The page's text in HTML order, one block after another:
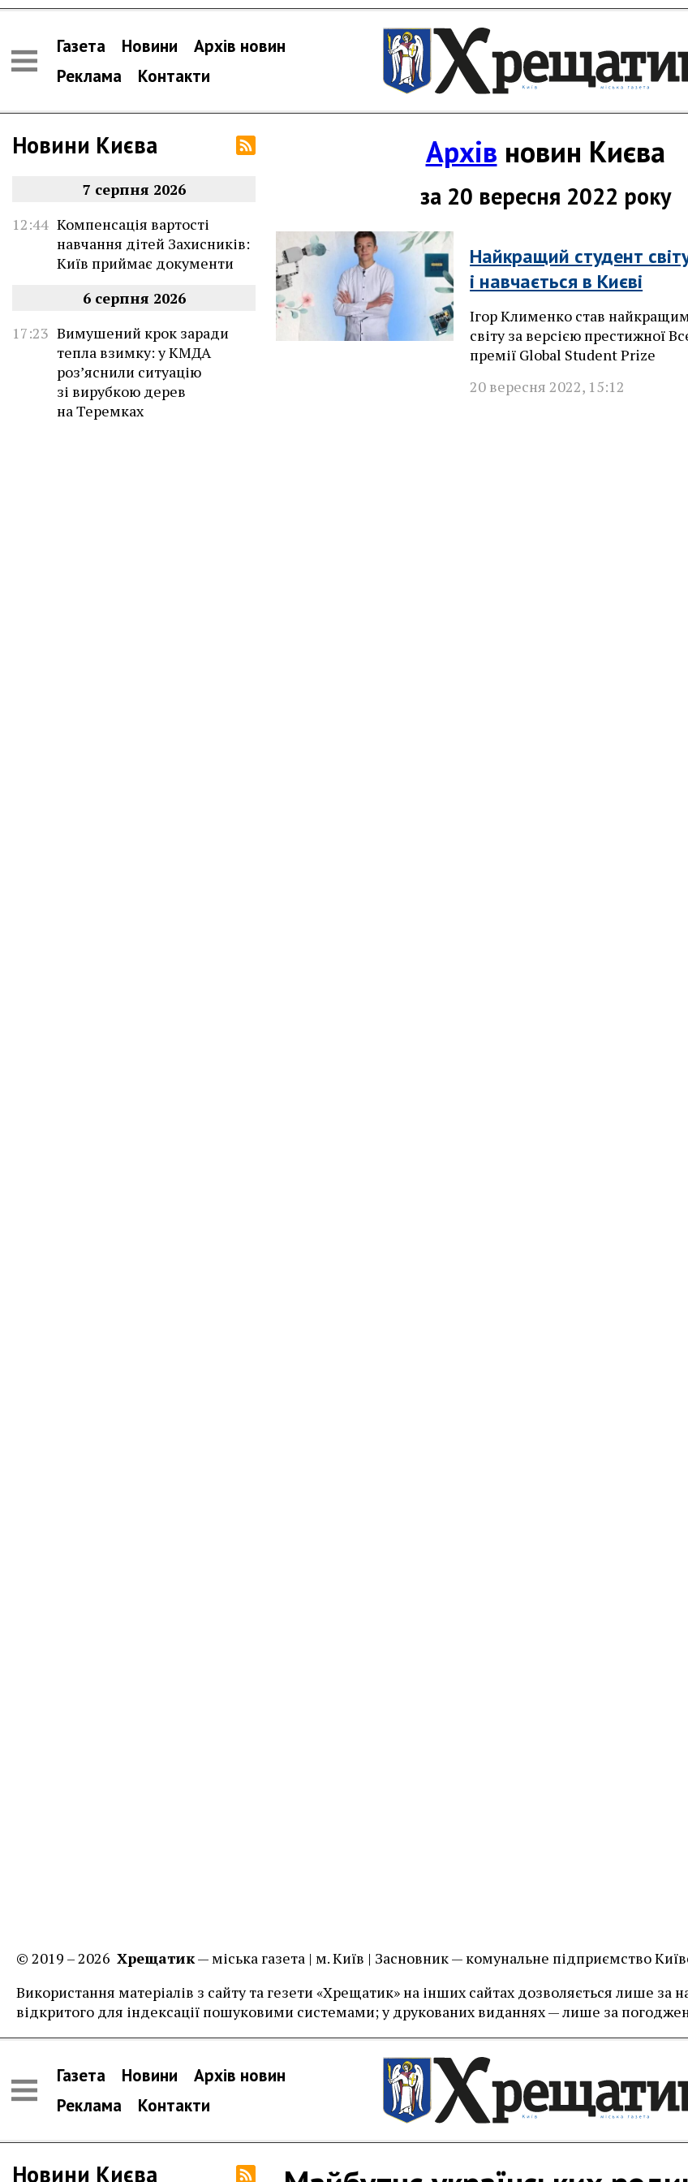
Газета Новини
Архів новин
Реклама
Контакти
Новини Києва
7 серпня 2026
12:44 Компенсація вартості
навчання дітей Захисників:
Київ приймає документи
6 серпня 2026
17:23 Вимушений крок заради
тепла взимку: у КМДА
роз’яснили ситуацію
зі вирубкою дерев
на Теремках
Архів новин Києва
за 20 вересня 2022 року
Найкращий студент
і навчається в Києві
Ігор Клименко став
світу за версією престижної
премії Global Student Prize
20 вересня 2022, 15:12
© 2019 – 2026 Хрещатик— міська газета | м. Київ | Засновник — комунальне підприємство
Використання матеріалів з сайту та гезети «Хрещатик» на інших сайтах дозволяється лише за
відкритого для індексації пошуковими системами; у друкованих виданнях — лише за
Газета Новини
Архів новин
Реклама
Контакти
Новини Києва